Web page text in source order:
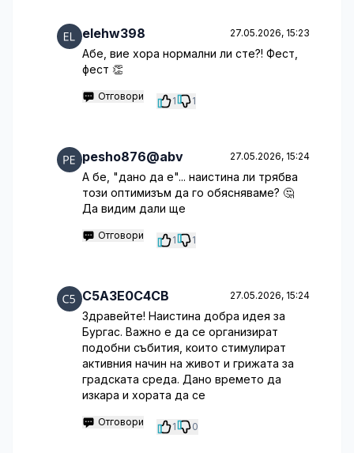
elehw398 27.05.2026, 15:23
Абе, вие хора нормални ли сте?! Фест,
фест 👏
Отговори 1 1
pesho876@abv 27.05.2026, 15:24
А бе, "дано да е"... наистина ли трябва
този оптимизъм да го обясняваме? 🤔
Да видим дали ще
Отговори 1 1
C5A3E0C4CB 27.05.2026, 15:24
Здравейте! Наистина добра идея за
Бургас. Важно е да се организират
подобни събития, които стимулират
активния начин на живот и грижата за
градската среда. Дано времето да
изкара и хората да се
Отговори 1 0